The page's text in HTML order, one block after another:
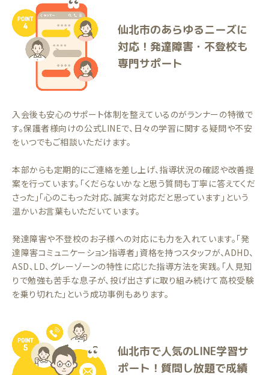
仙北市のあらゆるニーズに
対応！発達障害・不登校も
専門サポート
入会後も安心のサポート体制を整えているのがランナーの特徴で
す。保護者様向けの公式LINEで、日々の学習に関する疑問や不安
をいつでもご相談いただけます。
本部からも定期的にご連絡を差し上げ、指導状況の確認や改善提
案を行っています。「くだらないかなと思う質問も丁寧に答えてくだ
さった」「心のこもった対応、誠実な対応だと思っています」という
温かいお言葉もいただいています。
発達障害や不登校のお子様への対応にも力を入れています。「発
達障害コミュニケーション指導者」資格を持つスタッフが、ADHD、
ASD、LD、グレーゾーンの特性に応じた指導方法を実践。「人見知
りで勉強も苦手な息子が、投げ出さずに取り組み続けて高校受験
を乗り切れた」という成功事例もあります。
仙北市で人気のLINE学習サ
ポート！質問し放題で成績